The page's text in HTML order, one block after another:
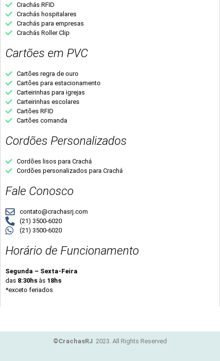
Crachás RFID
Crachás hospitalares
Crachás para empresas
Crachás Roller Clip
Cartões em PVC
Cartões regra de ouro
Cartões para estacionamento
Carteirinhas para igrejas
Carteirinhas escolares
Cartões RFID
Cartões comanda
Cordões Personalizados
Cordões lisos para Crachá
Cordões personalizados para Crachá
Fale Conosco
contato@crachasrj.com
(21) 3500-6020
(21) 3500-6020
Horário de Funcionamento
Segunda – Sexta-Feira
das 8:30hs às 18hs
*exceto feriados
©CrachasRJ 2023. All Rights Reserved